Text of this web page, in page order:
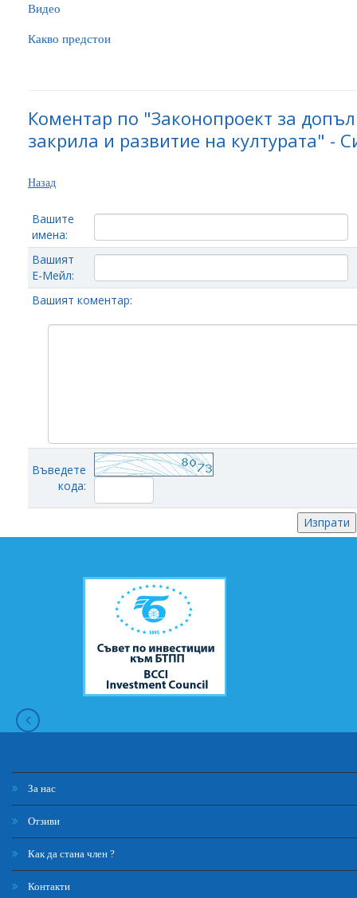
Видео
Какво предстои
Коментар по "Законопроект за
закрила и развитие на културата" -
Назад
Вашите
имена:
Вашият
Е-Мейл:
Вашият коментар:
Въведете
кода:
За нас
Отзиви
Как да стана член ?
Контакти